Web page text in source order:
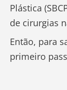
Plástica
de cirurgias
Então, para
primeiro